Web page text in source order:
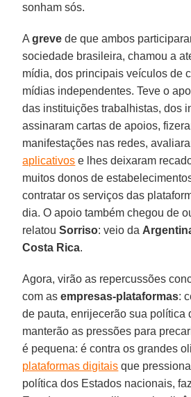
sonham sós.
Agreve de que ambos
sociedade brasileira, chamou a
mídia, dos principais veículos de
mídias independentes. Teve o
das instituições trabalhistas, dos
assinaram cartas de apoios,
manifestações nas redes,
aplicativos e lhes deixaram
muitos donos de
contratar os serviços das
dia. O apoio também chegou de
relatouSorriso: veio da
Costa Rica.
Agora, virão as repercussões
com asempresas-plataformas:
de pauta, enrijecerão sua política
manterão as pressões para
é pequena: é contra os grandes
plataformas digitais que
política dos Estados nacionais,